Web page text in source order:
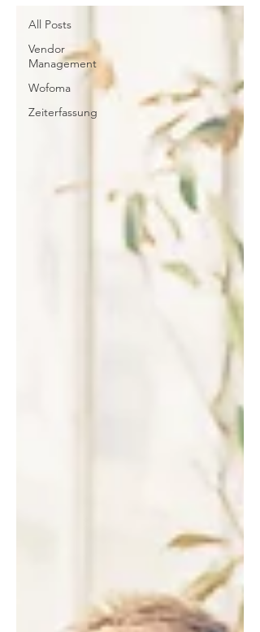
All Posts
Vendor
Management
Wofoma
Zeiterfassung